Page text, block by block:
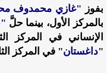
بفوز "غازي محمدوف
بالمركز الأول، بينما حلَّ
الإنساني في المركز
"داغستان" في المركز